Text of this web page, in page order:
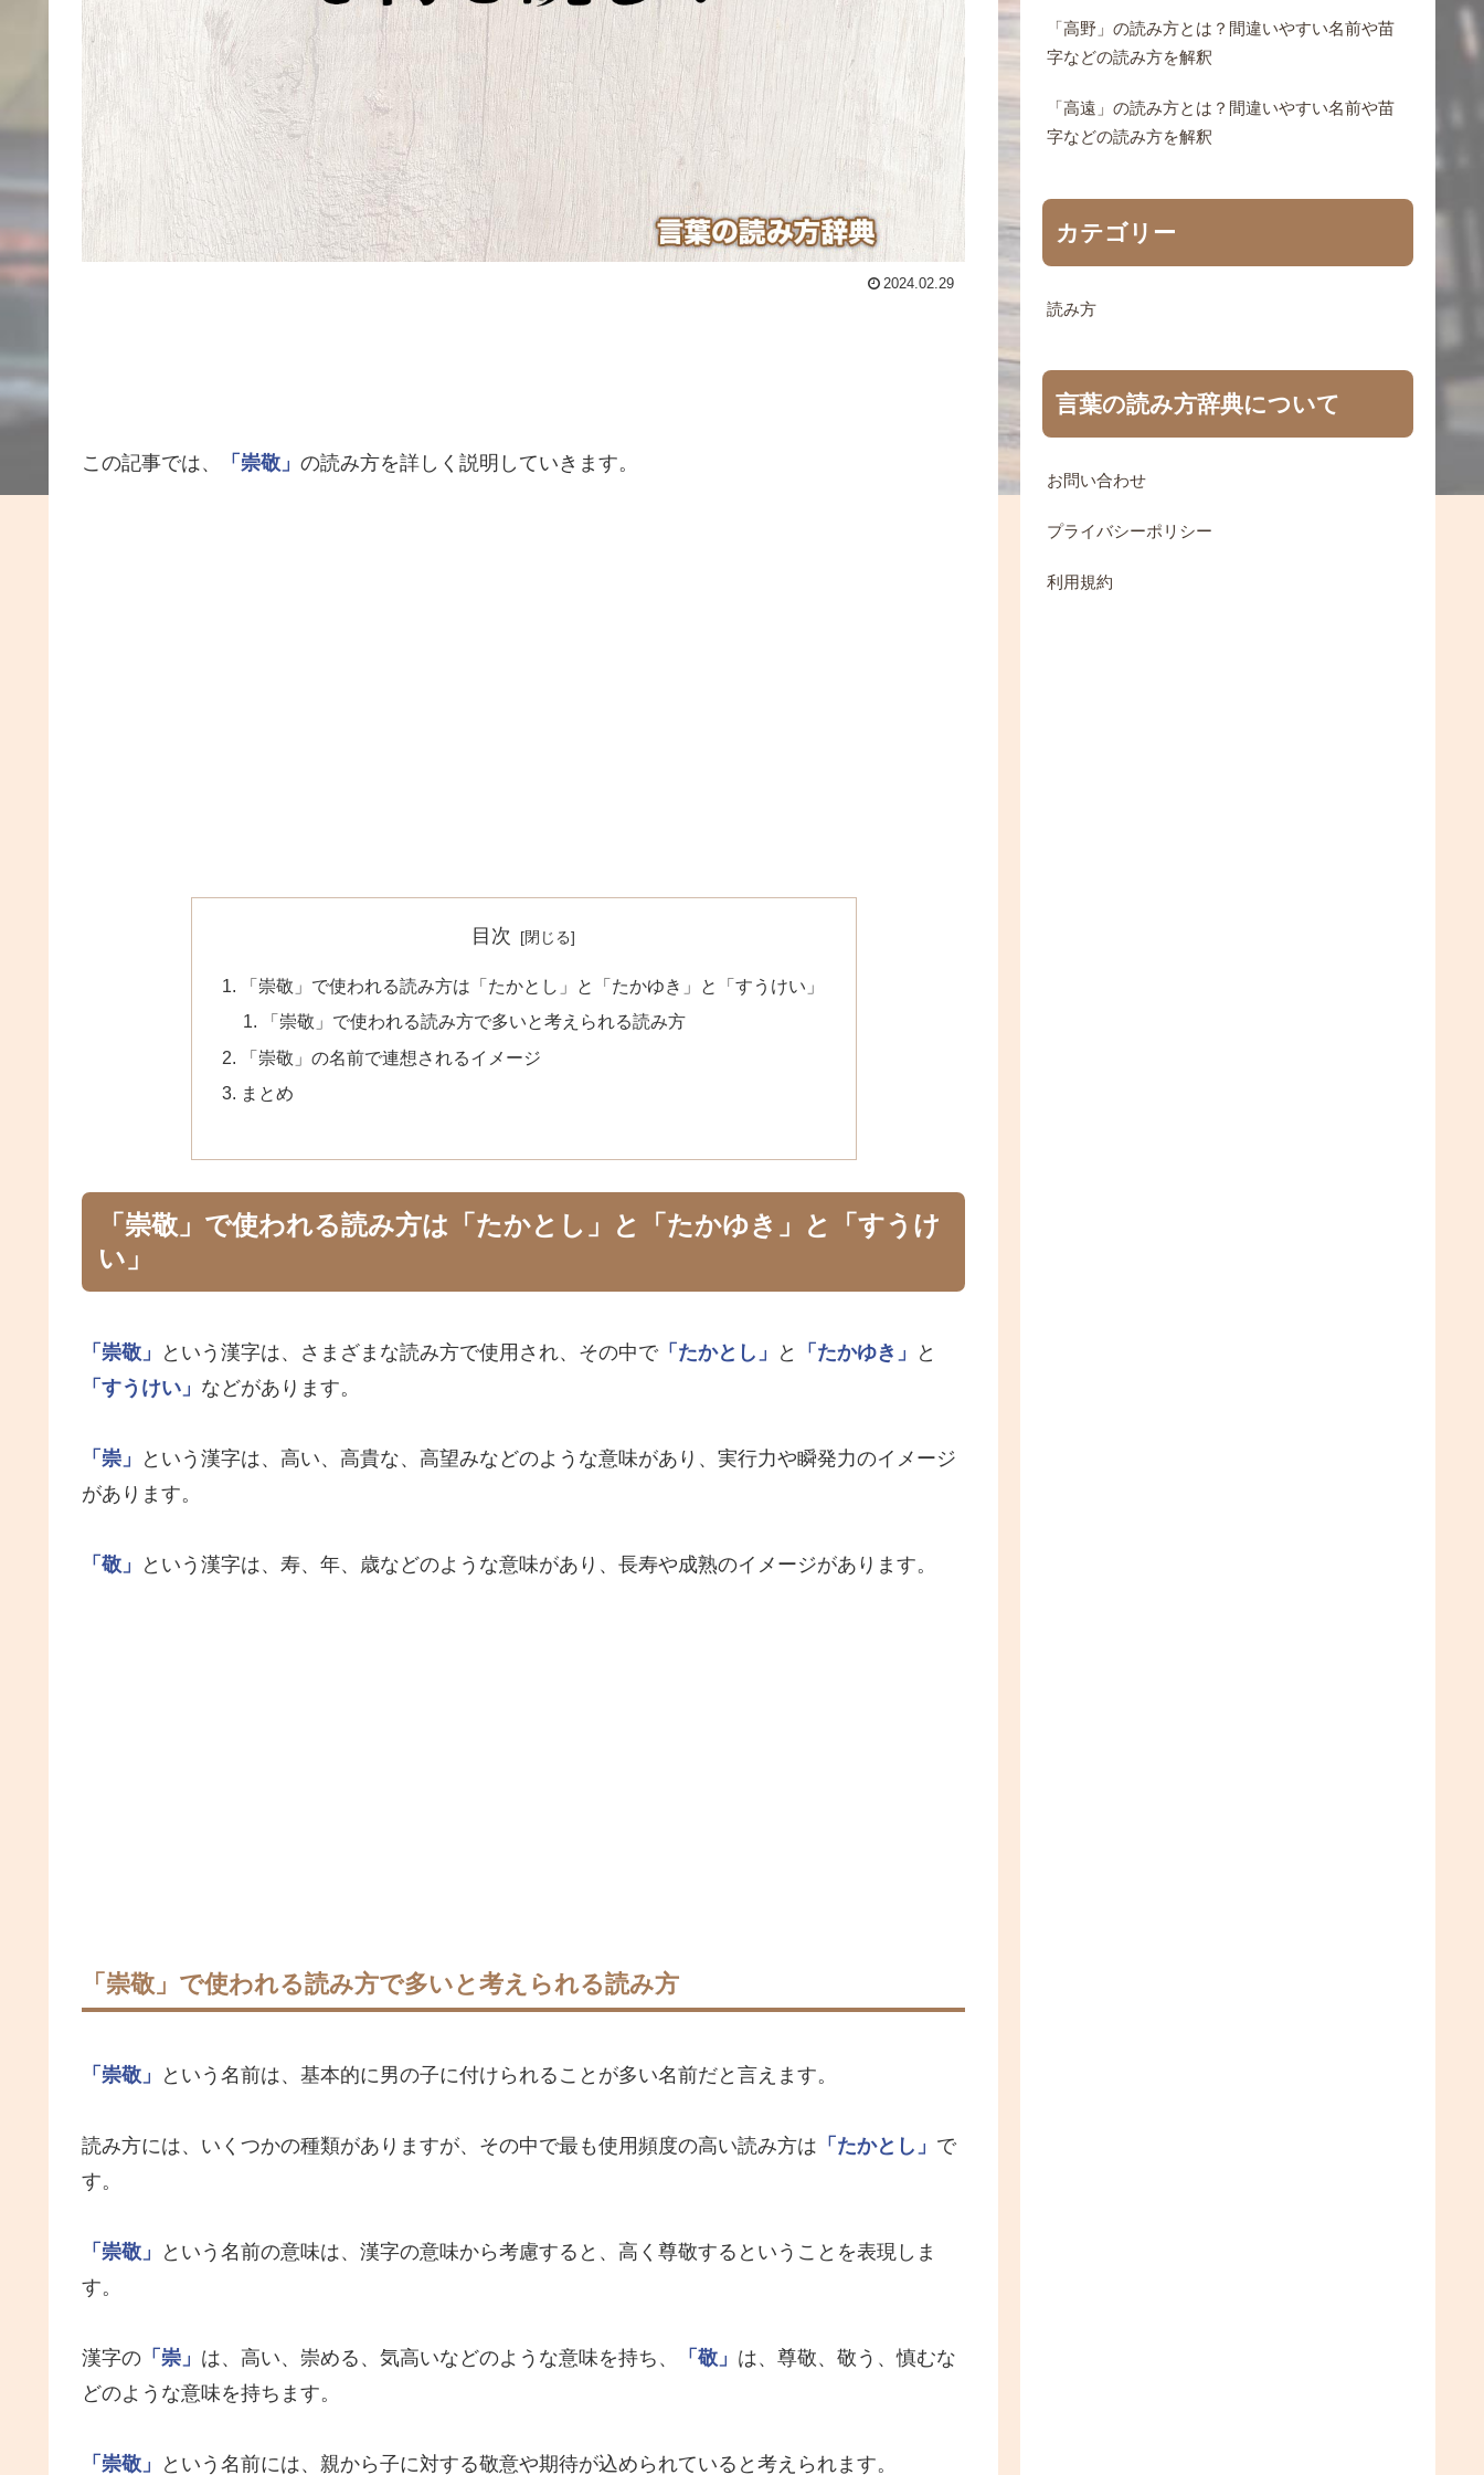
2024.02.29
この記事では、 「崇敬」 の読み方を詳しく説明していきます。
目次
「崇敬」で使われる読み方は「たかとし」と「たかゆき」と「すうけい」
「崇敬」で使われる読み方で多いと考えられる読み方
「崇敬」の名前で連想されるイメージ
まとめ
「崇敬」で使われる読み方は「たかとし」と「たかゆき」と「すうけ
い」
「崇敬」 という漢字は、さまざまな読み方で使用され、その中で「たかとし」 と 「たかゆき」
と
「すうけい」 などがあります。
「崇」
という漢字は、高い、高貴な、高望みなどのような意味があり、実行力や瞬発力のイメージ
があります。
「敬」 という漢字は、寿、年、歳などのような意味があり、長寿や成熟のイメージがあります。
「崇敬」で使われる読み方で多いと考えられる読み方
「崇敬」 という名前は、基本的に男の子に付けられることが多い名前だと言えます。
読み方には、いくつかの種類がありますが、その中で最も使用頻度の高い読み方は 「たかとし」 で
す。
「崇敬」
という名前の意味は、漢字の意味から考慮すると、高く尊敬するということを表現しま
す。
漢字の 「崇」 は、高い、崇める、気高いなどのような意味を持ち、 「敬」 は、尊敬、敬う、慎むな
どのような意味を持ちます。
「崇敬」 という名前には、親から子に対する敬意や期待が込められていると考えられます。
「高野」の読み方とは？間違いやすい名前や苗
字などの読み方を解釈
「高遠」の読み方とは？間違いやすい名前や苗
字などの読み方を解釈
カテゴリー
読み方
言葉の読み方辞典について
お問い合わせ
プライバシーポリシー
利用規約